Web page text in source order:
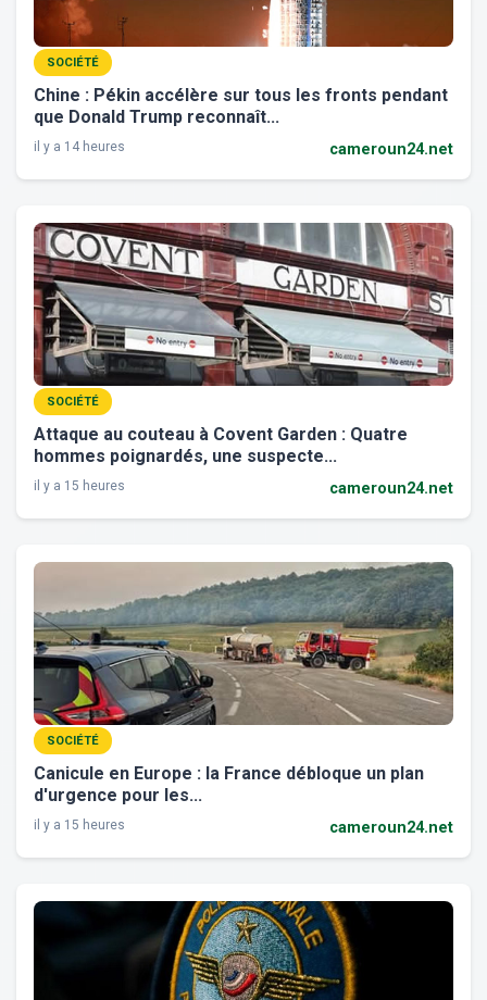
SOCIÉTÉ
Chine : Pékin accélère sur tous les fronts pendant
que Donald Trump reconnaît...
il y a 14 heures cameroun24.net
SOCIÉTÉ
Attaque au couteau à Covent Garden : Quatre
hommes poignardés, une suspecte...
il y a 15 heures cameroun24.net
SOCIÉTÉ
Canicule en Europe : la France débloque un plan
d'urgence pour les...
il y a 15 heures cameroun24.net